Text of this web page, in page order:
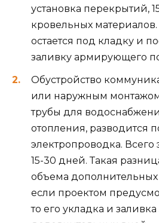
установка перекрытий,
кровельных
остается под кладку и
заливку армирующего
Обустройство
или наружным
трубы для
отопления, разводится
электропроводка. Всего
15-30 дней. Такая
объема
если проектом
то его укладка и